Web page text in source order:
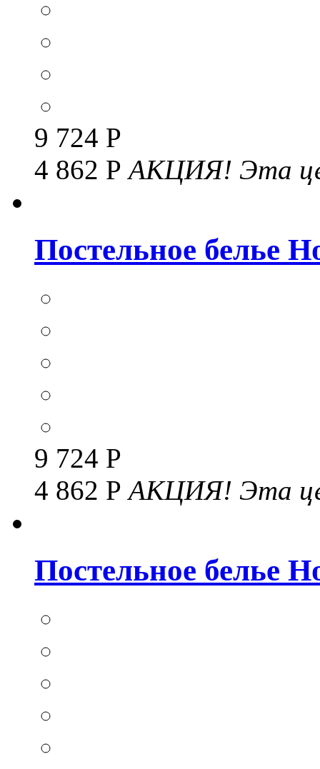
9 724 Р
4 862 РАКЦИЯ! Эта
Постельное белье
9 724 Р
4 862 РАКЦИЯ! Эта
Постельное белье